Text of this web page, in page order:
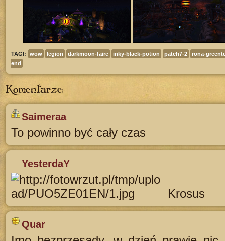
TAGI: wow legion darkmoon-faire inky-black-potion patch7-2
rona-
end
Komentarze:
Saimeraa
To powinno być cały czas
YesterdaY
Krosus
Quar